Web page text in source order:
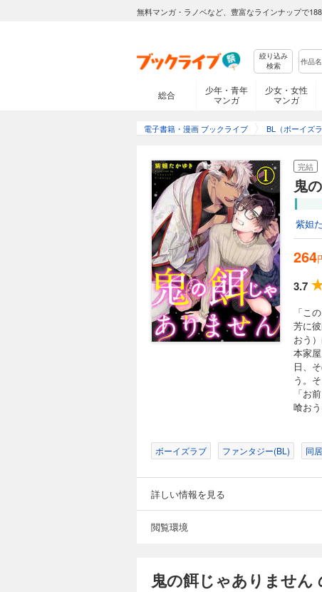
無料マンガ・ラノベなど、豊富なラインナップで
絞り込み
検索
総合
少年・青年
マンガ
少女・女性
マンガ
電子書籍・漫画 ブックライブ BL（ボーイズラ
完結
鬼
紫妲
264
3.7
「こ
芳に
おう
本家
日、
う。
「お
喰お
ボーイズラブ ファンタジー(BL) 同
詳しい情報を見る
閲覧環境
鬼の餌じゃありません